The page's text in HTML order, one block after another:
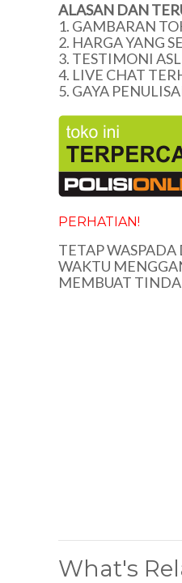
ALASAN DAN
1. GAMBARAN
2. HARGA YANG
3. TESTIMONI
4. LIVE CHAT
5. GAYA
PERHATIAN!
TETAP
WAKTU
MEMBUAT
What's